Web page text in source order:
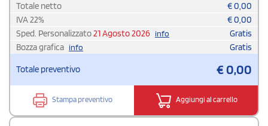
Totale netto
€0,00
IVA22% €0,00
Sped. Personalizzato21 Agosto 2026 info
Gratis
Bozza grafica info Gratis
Totale preventivo €0,00
Stampa preventivo Aggiungi al carrello